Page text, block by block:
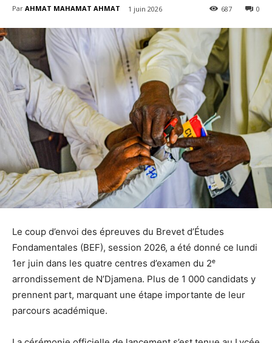
Par AHMAT MAHAMAT AHMAT 1 juin 2026 0
687
Le coup d’envoi des épreuves du Brevet d’Études
Fondamentales (BEF), session 2026, a été donné ce lundi
1er juin dans les quatre centres d’examen du 2ᵉ
arrondissement de N’Djamena. Plus de 1 000 candidats y
prennent part, marquant une étape importante de leur
parcours académique.